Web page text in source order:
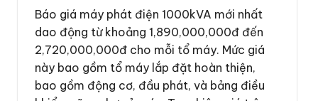
Báo giá máy phát điện 1000kVA mới nhất
dao động từ khoảng 1,890,000,000đ đến
2,720,000,000đ cho mỗi tổ máy. Mức giá
này bao gồm tổ máy lắp đặt hoàn thiện,
bao gồm động cơ, đầu phát, và bảng điều